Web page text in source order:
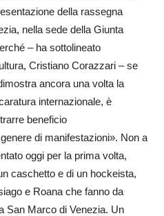
della rassegna
nella sede della Giunta
– ha sottolineato
Cristiano Corazzari – se
ancora una volta la
internazionale, è
beneficio
di manifestazioni». Non a
oggi per la prima volta,
caschetto e di un hockeista,
e Roana che fanno da
San Marco di Venezia. Un